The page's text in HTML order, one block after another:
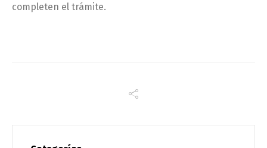
completen el trámite.